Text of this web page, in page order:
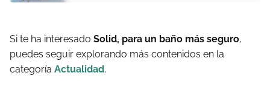
Si te ha interesado Solid, para un baño más seguro,
puedes seguir explorando más contenidos en la
categoría Actualidad.